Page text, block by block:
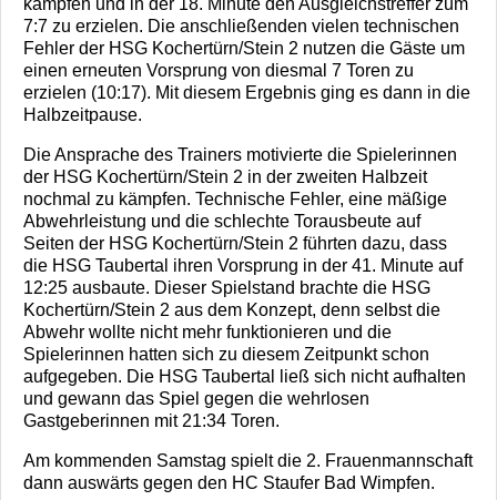
7:7 zu erzielen. Die anschließenden vielen technischen
Fehler der HSG Kochertürn/Stein 2 nutzen die Gäste um
einen erneuten Vorsprung von diesmal 7 Toren zu
erzielen (10:17). Mit diesem Ergebnis ging es dann in die
Halbzeitpause.
Die Ansprache des Trainers motivierte die Spielerinnen
der HSG Kochertürn/Stein 2 in der zweiten Halbzeit
nochmal zu kämpfen. Technische Fehler, eine mäßige
Abwehrleistung und die schlechte Torausbeute auf
Seiten der HSG Kochertürn/Stein 2 führten dazu, dass
die HSG Taubertal ihren Vorsprung in der 41. Minute auf
12:25 ausbaute. Dieser Spielstand brachte die HSG
Kochertürn/Stein 2 aus dem Konzept, denn selbst die
Abwehr wollte nicht mehr funktionieren und die
Spielerinnen hatten sich zu diesem Zeitpunkt schon
aufgegeben. Die HSG Taubertal ließ sich nicht aufhalten
und gewann das Spiel gegen die wehrlosen
Gastgeberinnen mit 21:34 Toren.
Am kommenden Samstag spielt die 2. Frauenmannschaft
dann auswärts gegen den HC Staufer Bad Wimpfen.